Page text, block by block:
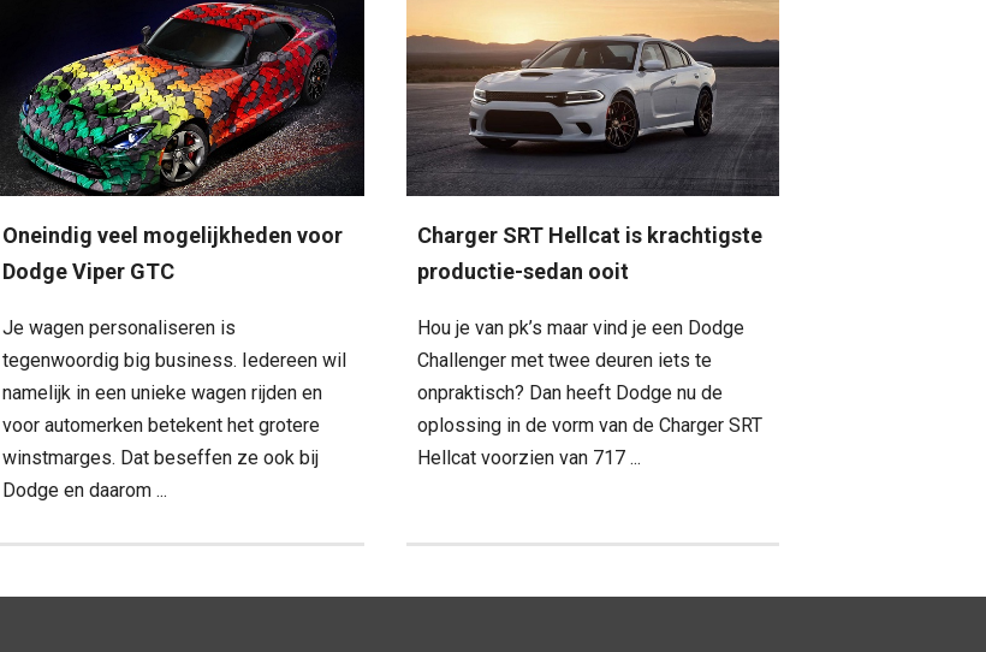
Oneindig veel mogelijkheden voor
Dodge Viper GTC
Je wagen personaliseren is
tegenwoordig big business. Iedereen wil
namelijk in een unieke wagen rijden en
voor automerken betekent het grotere
winstmarges. Dat beseffen ze ook bij
Dodge en daarom ...
Charger SRT Hellcat is krachtigste
productie-sedan ooit
Hou je van pk’s maar vind je een Dodge
Challenger met twee deuren iets te
onpraktisch? Dan heeft Dodge nu de
oplossing in de vorm van de Charger SRT
Hellcat voorzien van 717 ...